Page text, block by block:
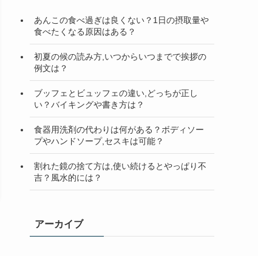
あんこの食べ過ぎは良くない？1日の摂取量や
食べたくなる原因はある？
初夏の候の読み方,いつからいつまでで挨拶の
例文は？
ブッフェとビュッフェの違い,どっちが正し
い？バイキングや書き方は？
食器用洗剤の代わりは何がある？ボディソー
プやハンドソープ,セスキは可能？
割れた鏡の捨て方は,使い続けるとやっぱり不
吉？風水的には？
アーカイブ